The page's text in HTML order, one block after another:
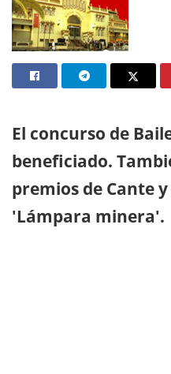
El concurso de
beneficiado.
premios de Cante
'Lámpara minera'.